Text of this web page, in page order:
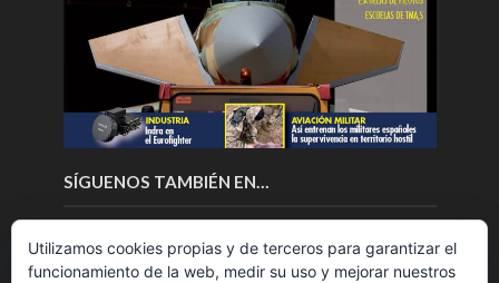
SÍGUENOS TAMBIÉN EN…
Utilizamos cookies propias y de terceros para garantizar el
funcionamiento de la web, medir su uso y mejorar nuestros